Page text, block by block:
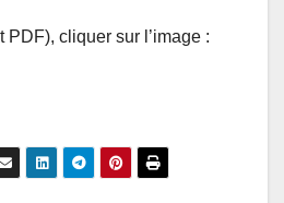
PDF), cliquer sur l’image :